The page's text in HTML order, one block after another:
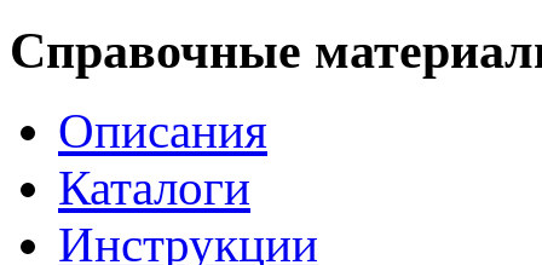
Справочные
Описания
Каталоги
Инструкции